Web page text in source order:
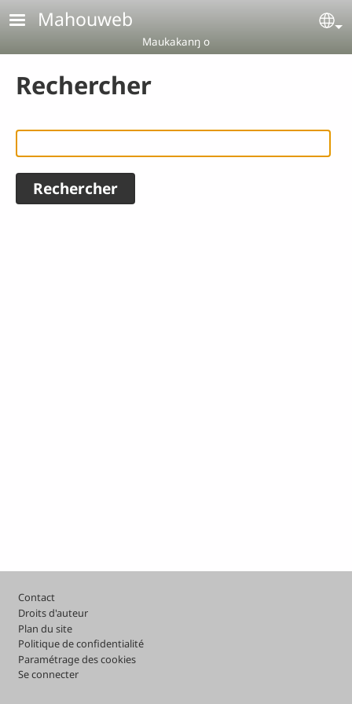
Aller au contenu principal
Mahouweb
Maukakanŋ o
Rechercher
Pied de page
Contact
Droits d'auteur
Plan du site
Politique de confidentialité
Paramétrage des cookies
Se connecter